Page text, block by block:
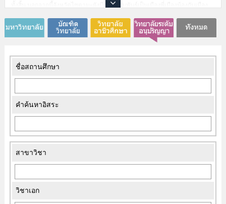
ทั้งสิ้น นอกจากนี้จังหวัดไซตามะยังมีความสัมพันธ์เป็นเมืองพี่เมืองน้องกับเมือง
ซานซีของประเทศจีน หรือรัฐควีนส์แลนด์ของประเทศออสเตรเลียเป็นต้น และดู
จากแง่ความสะดวกสบายในการสัญจร ซึ่งสามารถเดินทางเข้าสู่โตเกียวได้ง่าย
จึงเป็นธรรมดาที่นักศึกษาต่างชาติเป็นจำนวนมาก ต้องการที่จะศึกษาต่อที่
ชื่อสถานศึกษา
คำค้นหาอิสระ
สาขาวิชา
วิชาเอก